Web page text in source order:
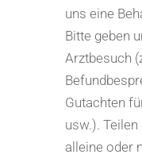
uns eine
Bitte geben
Arztbesuch
Gutachten
usw.).
alleine oder